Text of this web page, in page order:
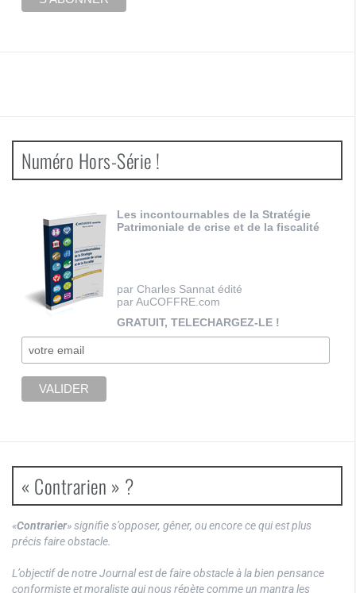
Numéro Hors-Série !
Les incontournables de la Stratégie
Patrimoniale de crise et de la fiscalité
par Charles Sannat édité
par AuCOFFRE.com
GRATUIT, TELECHARGEZ-LE !
« Contrarien » ?
«Contrarier» signifie s’opposer, gêner, ou encore ce qui est plus
précis faire obstacle.
L’objectif de notre Journal est de faire obstacle à la bien pensance
conformiste et moraliste qui nous répète comme un mantra les